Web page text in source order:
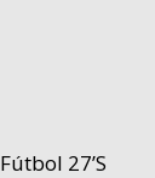
27’S